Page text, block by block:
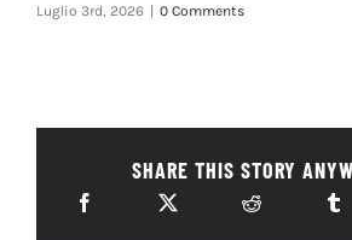
Luglio 3rd, 2026 | 0 Comments
SHARE THIS STORY